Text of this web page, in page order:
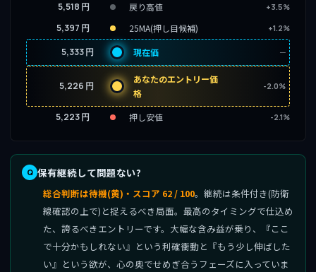
5,518 円 戻り高値 +3.5%
5,397 円 25MA(押し目候補) +1.2%
5,333 円 現在価 ─
5,226 円
あなたのエントリー価
格
-2.0%
5,223 円 押し安値 -2.1%
保有継続して問題ない?
総合判断は待機(黄)・スコア 62 / 100。継続は条件付き(防衛
線確認の上で)と捉えるべき局面。最高のタイミングで仕込め
た、誇るべきエントリーです。大幅な含み益が乗り、『ここ
で十分かもしれない』という利確衝動と『もう少し伸ばした
い』という欲が、心の奥でせめぎ合うフェーズに入っていま